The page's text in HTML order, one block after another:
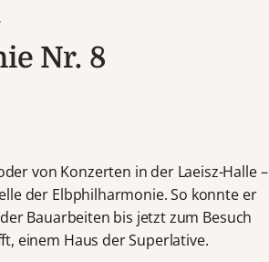
Nr. 8
von Konzerten in der Laeisz-Halle –
der Elbphilharmonie. So konnte er
Bauarbeiten bis jetzt zum Besuch
einem Haus der Superlative.